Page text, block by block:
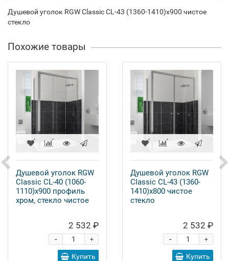
Душевой уголок RGW Classic CL-43 (1360-1410)x900 чистое
стекло
Похожие товары
Душевой уголок RGW
Classic CL-40 (1060-
1110)х900 профиль
хром, стекло чистое
2 532 ₽
+
-
Купить
Душевой уголок RGW
Classic CL-43 (1360-
1410)x800 чистое
стекло
2 532 ₽
+
-
Купить